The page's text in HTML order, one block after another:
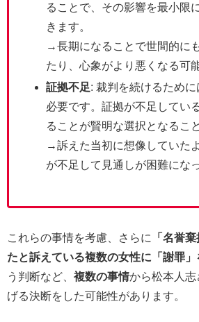
ることで、その影響を最小限
きます。
→長期になることで世間的に
たり、心象がより悪くなる可
証拠不足: 裁判を続けるため
必要です。証拠が不足してい
ることが賢明な選択となるこ
→訴えた当初に想像していた
が不足して見通しが困難にな
これらの事情を考慮、さらに
「名誉
たと訴えている複数の女性に「謝罪
う判断など、 複数の事情から松本人
げる決断をした可能性があります。